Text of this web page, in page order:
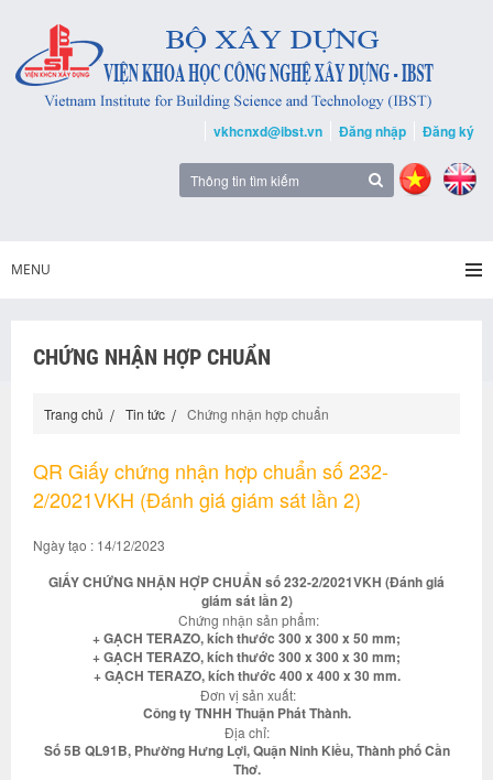
vkhcnxd@ibst.vn Đăng nhập Đăng ký
MENU
CHỨNG NHẬN HỢP CHUẨN
Trang chủ Tin tức Chứng nhận hợp chuẩn
QR Giấy chứng nhận hợp chuẩn số 232-
2/2021VKH (Đánh giá giám sát lần 2)
Ngày tạo : 14/12/2023
GIẤY CHỨNG NHẬN HỢP CHUẨN số 232-2/2021VKH (Đánh giá
giám sát lần 2)
Chứng nhận sản phẩm:
+ GẠCH TERAZO, kích thước 300 x 300 x 50 mm;
+ GẠCH TERAZO, kích thước 300 x 300 x 30 mm;
+ GẠCH TERAZO, kích thước 400 x 400 x 30 mm.
Đơn vị sản xuất:
Công ty TNHH Thuận Phát Thành.
Địa chỉ:
Số 5B QL91B, Phường Hưng Lợi, Quận Ninh Kiều, Thành phố Cần
Thơ.